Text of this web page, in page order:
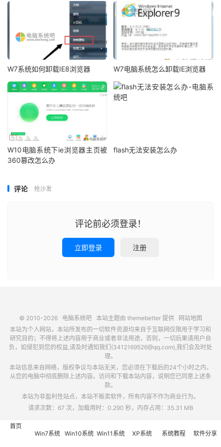
W7系统如何卸载IE8浏览器 W7电脑系统怎么卸载IE浏览器
W10电脑系统下ie浏览器主页被
360篡改怎么办
flash无法安装怎么办
评论 抢沙发
评论前必须登录！
立即登录 注册
© 2010-2026 电脑系统吧本站主题由 themebetter提供
网站地图
本站为个人网站，本站所发布的一切软件资源均来自于互联网仅限用于学习和
研究目的；不得将上述内容用于商业或者非法用途，否则，一切后果请用户自
负，如侵犯到您的权益,请及时通知我们(3412169526@qq.com),我们会及时处
理。
本站信息来自网络，版权争议与本站无关，您必须在下载后的24个小时之内，
从您的电脑中彻底删除上述内容。访问和下载本站内容，说明您已同意上述条
款。
本站为非盈利性站点，本站不贩卖软件，所有内容不作为商业行为。
请求次数：67 次，加载用时：0.290 秒，内存占用：35.31 MB
首页
Win7系统 Win10系统 Win11系统 XP系统 系统教程 软件分享